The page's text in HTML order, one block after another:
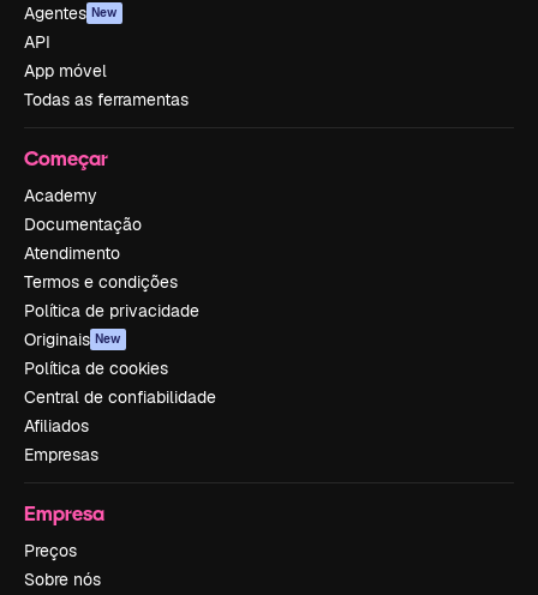
Agentes New
API
App móvel
Todas as ferramentas
Começar
Academy
Documentação
Atendimento
Termos e condições
Política de privacidade
Originais New
Política de cookies
Central de confiabilidade
Afiliados
Empresas
Empresa
Preços
Sobre nós